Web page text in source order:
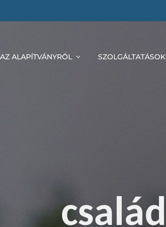
AZ ALAPÍTVÁNYRÓL SZOLGÁLTATÁSOK
család